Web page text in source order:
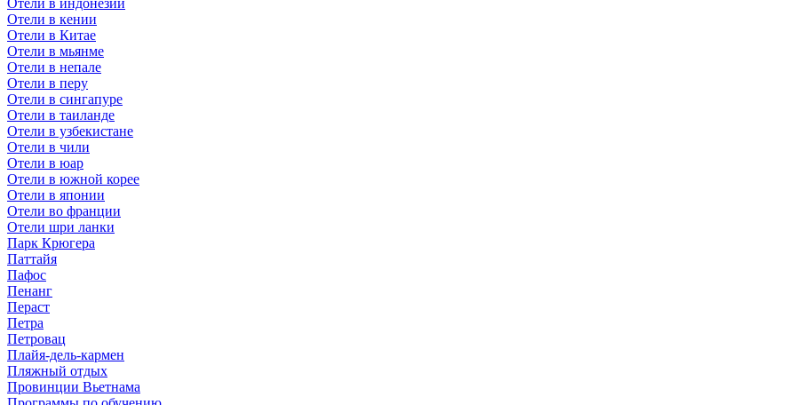
Отели в индонезии
Отели в кении
Отели в Китае
Отели в мьянме
Отели в непале
Отели в перу
Отели в сингапуре
Отели в таиланде
Отели в узбекистане
Отели в чили
Отели в юар
Отели в южной корее
Отели в японии
Отели во франции
Отели шри ланки
Парк Крюгера
Паттайя
Пафос
Пенанг
Пераст
Петра
Петровац
Плайя-дель-кармен
Пляжный отдых
Провинции Вьетнама